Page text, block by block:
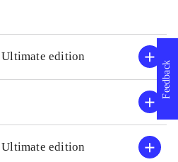
muligheden for at kunne
Spillet kan kun anbefales
Spillet vil begejstre dem
(Nintendo Switch)
har samme 2.
Switch) som har samme
Ultimate edition
Ultimate edition
Feedback